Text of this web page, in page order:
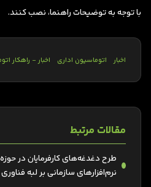
با توجه به توضیحات راهنما، نصب کنند.
اخبار اتوماسیون اداری اخبار - راهکار
مقالات مرتبط
طرح دغدغه‌های کارفرمایان در
نرم‌افزارهای سازمانی بر لبه فناوری